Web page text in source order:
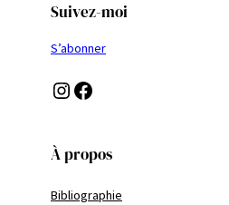
Suivez-moi
S’abonner
Instagram Facebook
À propos
Bibliographie